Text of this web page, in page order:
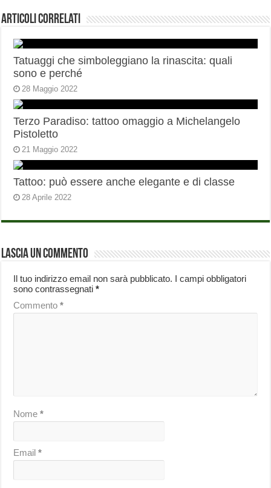
Articoli correlati
Tatuaggi che simboleggiano la rinascita: quali
sono e perché
28 Maggio 2022
Terzo Paradiso: tattoo omaggio a Michelangelo
Pistoletto
21 Maggio 2022
Tattoo: può essere anche elegante e di classe
28 Aprile 2022
Lascia un commento
Il tuo indirizzo email non sarà pubblicato. I campi obbligatori
sono contrassegnati*
Commento*
Nome*
Email*